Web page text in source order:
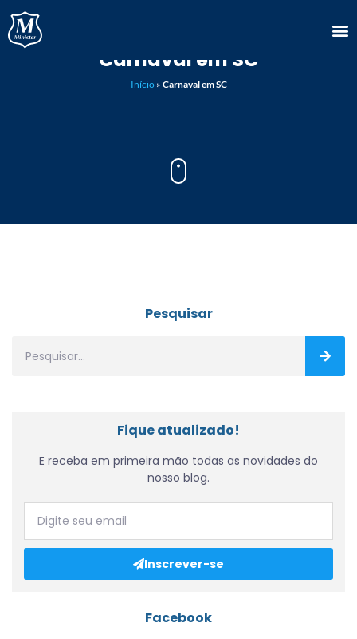
Carnaval em SC
Início» Carnaval em SC
Pesquisar
Fique atualizado!
E receba em primeira mão todas as novidades do
nosso blog.
Inscrever-se
Facebook